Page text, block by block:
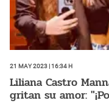
21 May 2023 | 16:34 h
Liliana Castro
gritan su amor: